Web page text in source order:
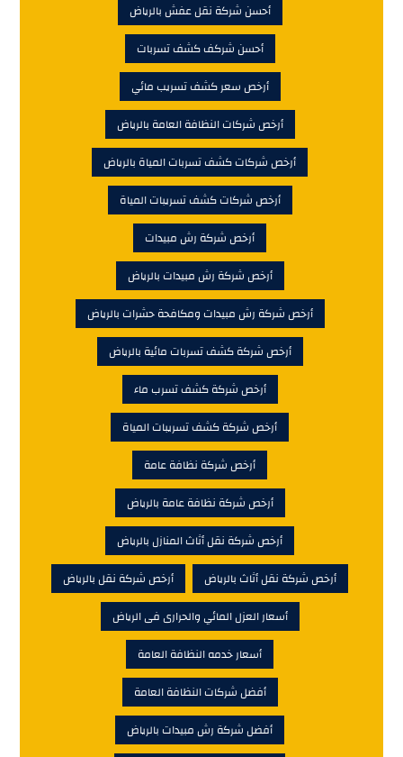
أحسن شركة نقل عفش بالرياض
أحسن شركف كشف تسربات
أرخص سعر كشف تسريب مائي
أرخص شركات النظافة العامة بالرياض
أرخص شركات كشف تسربات المياة بالرياض
أرخص شركات كشف تسريبات المياة
أرخص شركة رش مبيدات
أرخص شركة رش مبيدات بالرياض
أرخص شركة رش مبيدات ومكافحة حشرات بالرياض
أرخص شركة كشف تسربات مائية بالرياض
أرخص شركة كشف تسرب ماء
أرخص شركة كشف تسريبات المياة
أرخص شركة نظافة عامة
أرخص شركة نظافة عامة بالرياض
أرخص شركة نقل أثاث المنازل بالرياض
أرخص شركة نقل أثاث بالرياض
أرخص شركة نقل بالرياض
أسعار العزل المائي والحرارى فى الرياض
أسعار خدمه النظافة العامة
أفضل شركات النظافة العامة
أفضل شركة رش مبيدات بالرياض